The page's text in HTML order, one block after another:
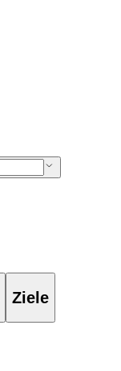
Ziele